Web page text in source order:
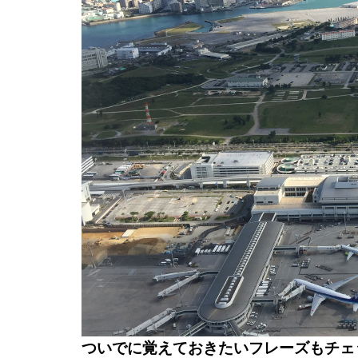
ついでに覚えておきたいフレーズもチ